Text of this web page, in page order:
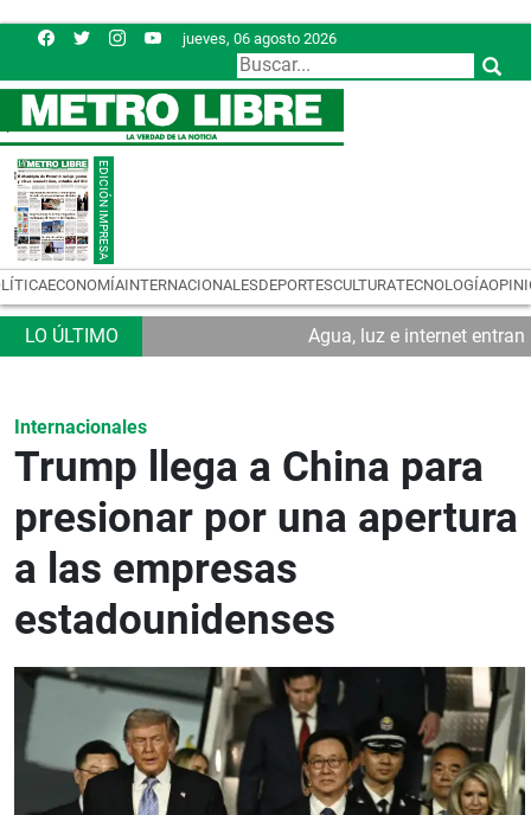
jueves, 06 agosto 2026
ECONOMÍAINTERNACIONALESDEPORTESCULTURATECNOLOGÍA
Agua, luz e internet
Internacionales
Trump llega a China para
presionar por una apertura
a las empresas
estadounidenses